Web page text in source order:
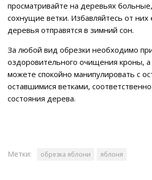
просматривайте на деревьях
сохнущие ветки. Избавляйтесь от них
деревья отправятся в зимний сон.
За любой вид обрезки необходимо
оздоровительного очищения кроны,
можете спокойно манипулировать с
оставшимися ветками,
состояния дерева.
Метки: обрезка яблони яблоня